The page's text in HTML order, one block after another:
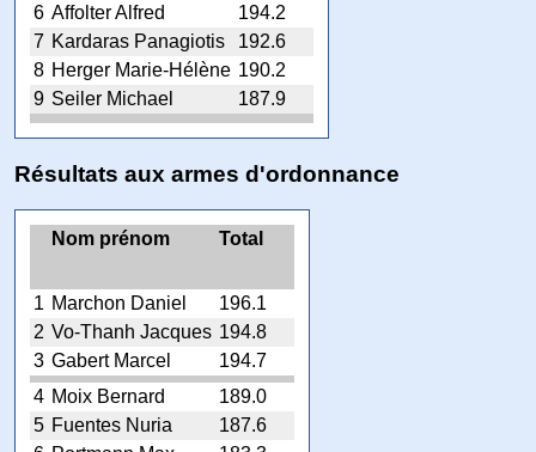
6 Affolter Alfred
194.2
7 Kardaras Panagiotis
192.6
8 Herger Marie-Hélène 190.2
9 Seiler Michael 187.9
Résultats aux armes d'ordonnance
Nom prénom Total
1 Marchon Daniel
196.1
2 Vo-Thanh Jacques 194.8
3 Gabert Marcel
194.7
4 Moix Bernard
189.0
5 Fuentes Nuria
187.6